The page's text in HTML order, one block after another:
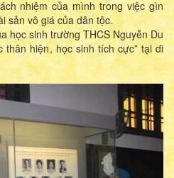
nhiệm của mình trong việc gìn
sản vô giá của dân tộc.
học sinh trường THCS Nguyễn Du
thân hiện, học sinh tích cực” tại di